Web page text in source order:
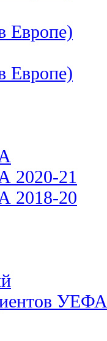
Европе)
Европе)
2020-21
2018-20
УЕФА